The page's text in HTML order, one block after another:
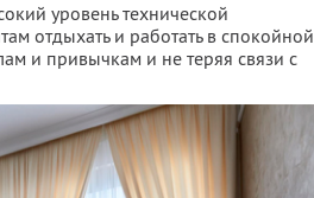
уровень технической
отдыхать и работать в спокойной
и привычкам и не теряя связи с